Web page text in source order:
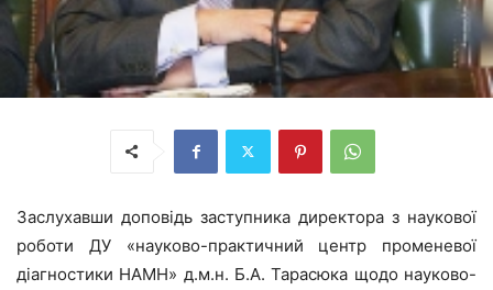
Заслухавши доповідь заступника директора з наукової
роботи ДУ «науково-практичний центр променевої
діагностики НАМН» д.м.н. Б.А. Тарасюка щодо науково-